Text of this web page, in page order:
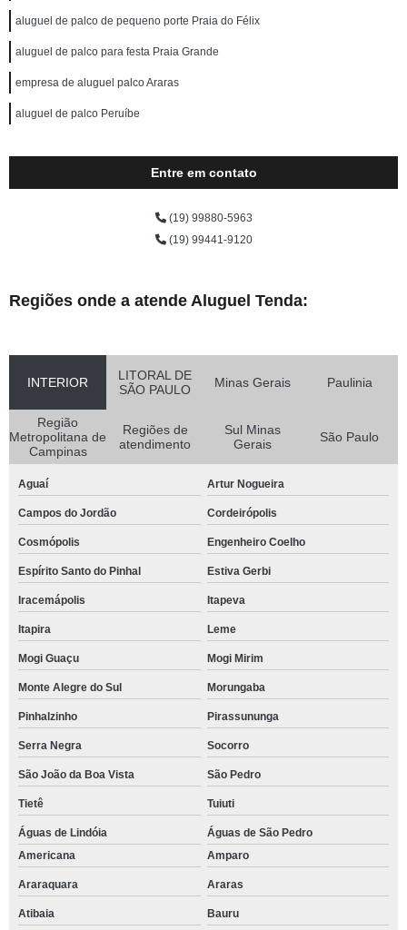
aluguel de palco de pequeno porte Praia do Félix
aluguel de palco para festa Praia Grande
empresa de aluguel palco Araras
aluguel de palco Peruíbe
Entre em contato
(19) 99880-5963
(19) 99441-9120
Regiões onde a atende Aluguel Tenda:
INTERIOR
LITORAL DE
SÃO PAULO
Minas Gerais Paulinia
Região
Metropolitana de
Campinas
Regiões de
atendimento
Sul Minas
Gerais
São Paulo
Aguaí Artur Nogueira
Campos do Jordão Cordeirópolis
Cosmópolis Engenheiro Coelho
Espírito Santo do Pinhal Estiva Gerbi
Iracemápolis Itapeva
Itapira Leme
Mogi Guaçu Mogi Mirim
Monte Alegre do Sul Morungaba
Pinhalzinho Pirassununga
Serra Negra Socorro
São João da Boa Vista São Pedro
Tietê Tuiuti
Águas de Lindóia
Águas de São Pedro
Americana
Amparo
Araraquara Araras
Atibaia Bauru